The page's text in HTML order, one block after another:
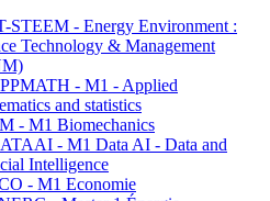
STEEM - Energy Environment :
Technology & Management
- M1 - Applied
and statistics
- M1 Biomechanics
- M1 Data AI - Data and
Intelligence
- M1 Economie